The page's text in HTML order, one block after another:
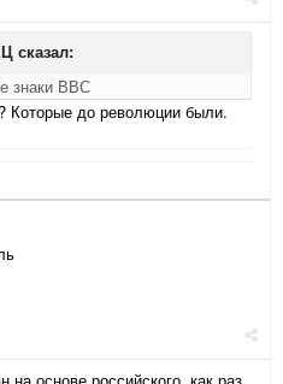
сказал:
знаки ВВС
Которые до революции были.
основе российского, как раз,